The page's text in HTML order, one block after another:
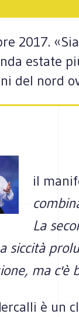
2017.
estate
del nord
il
La
siccità
ma c'è
è un